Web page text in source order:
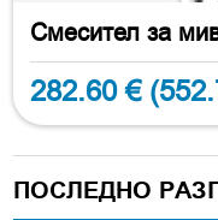
Смесител за
282.60 €
ПОСЛЕДНО